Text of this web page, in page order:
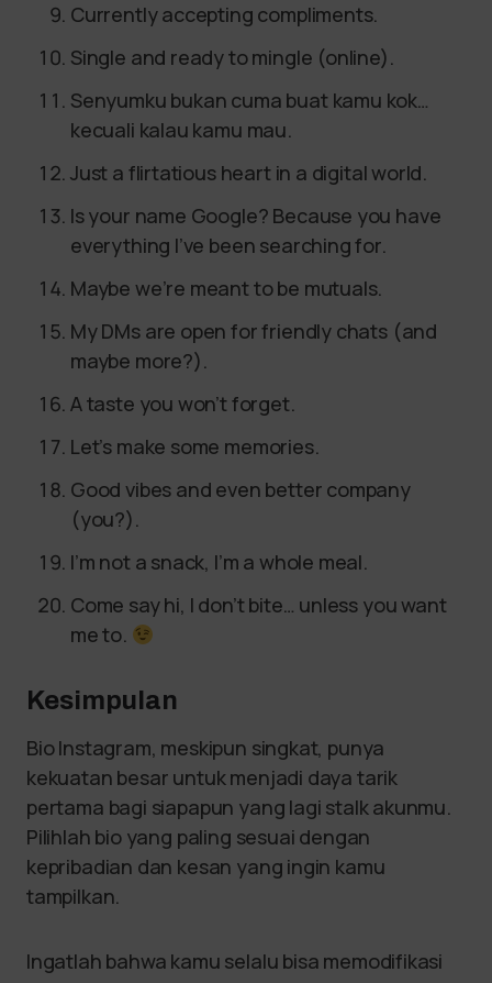
Currently accepting compliments.
Single and ready to mingle (online).
Senyumku bukan cuma buat kamu kok…
kecuali kalau kamu mau.
Just a flirtatious heart in a digital world.
Is your name Google? Because you have
everything I’ve been searching for.
Maybe we’re meant to be mutuals.
My DMs are open for friendly chats (and
maybe more?).
A taste you won’t forget.
Let’s make some memories.
Good vibes and even better company
(you?).
I’m not a snack, I’m a whole meal.
Come say hi, I don’t bite… unless you want
me to.
Kesimpulan
Bio Instagram, meskipun singkat, punya
kekuatan besar untuk menjadi daya tarik
pertama bagi siapapun yang lagi stalk akunmu.
Pilihlah bio yang paling sesuai dengan
kepribadian dan kesan yang ingin kamu
tampilkan.
Ingatlah bahwa kamu selalu bisa memodifikasi